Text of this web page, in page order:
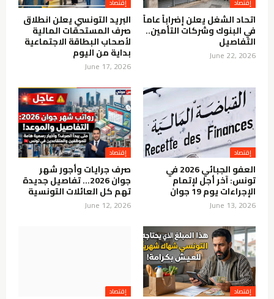
إقتصاد
اتحاد الشغل يعلن إضراباً عاماً
في البنوك وشركات التأمين..
التفاصيل
June 22, 2026
إقتصاد
البريد التونسي يعلن انطلاق
صرف المستحقات المالية
لأصحاب البطاقة الاجتماعية
بداية من اليوم
June 17, 2026
إقتصاد
العفو الجبائي 2026 في
تونس: آخر أجل لإتمام
الإجراءات يوم 19 جوان
June 13, 2026
إقتصاد
صرف جرايات وأجور شهر
جوان 2026… تفاصيل جديدة
تهم كل العائلات التونسية
June 12, 2026
إقتصاد إقتصاد